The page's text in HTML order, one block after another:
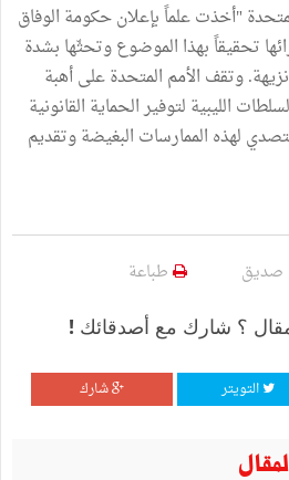
"أخذت علماً بإعلان حكومة الوفاق
تحقيقاً بهذا الموضوع وتحثّها بشدة
وتقف الأمم المتحدة على أهبة
الليبية لتوفير الحماية القانونية
لهذه الممارسات البغيضة وتقديم
صديق طباعة
؟ شارك مع أصدقائك !
التويتر شارك